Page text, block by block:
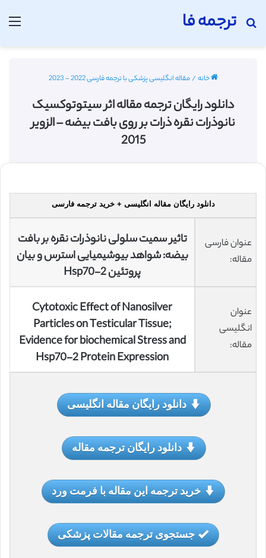
ترجمه فا
جستجو برای
خانه/مقاله انگلیسی پزشکی با ترجمه فارسی 2022 - 2023
دانلود رایگان ترجمه مقاله اثر سیتوتوکسیک
نانوذرات نقره ذرات بر روی بافت بیضه – الزویر
2015
دانلود رایگان مقاله انگلیسی + خرید ترجمه فارسی
عنوان فارسی
مقاله:
تاثیر سمیت سلولی نانوذرات نقره بر بافت
بیضه: شواهد بیوشیمیایی استرس و بیان
پروتئین Hsp70-2
عنوان
انگلیسی
مقاله:
Cytotoxic Effect of Nanosilver
Particles on Testicular Tissue;
Evidence for biochemical Stress and
Hsp70-2 Protein Expression
دانلود رایگان مقاله انگلیسی
دانلود رایگان ترجمه مقاله
خرید ترجمه این مقاله با فرمت ورد
جستجوی ترجمه مقالات پزشکی